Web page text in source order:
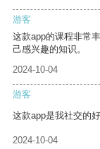
游客
这款app的课程非常
己感兴趣的知识。
2024-10-04
游客
这款app是我社交的
2024-10-04